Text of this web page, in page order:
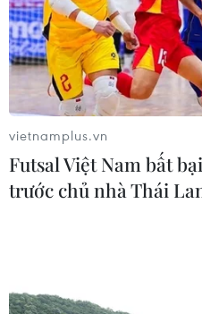
vietnamplus.vn
Futsal Việt Nam bất
trước chủ nhà Thái